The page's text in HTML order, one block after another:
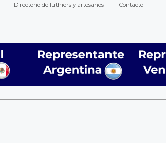
Directorio de luthiers y artesanos
Contacto